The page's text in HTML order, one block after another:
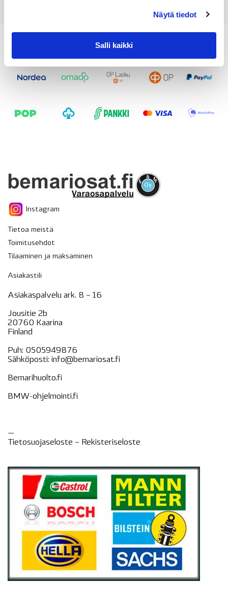
Näytä tiedot
Salli kaikki
Instagram
Tietoa meistä
Toimitusehdot
Tilaaminen ja maksaminen
Asiakastili
Asiakaspalvelu ark. 8 – 16
Jousitie 2b
20760 Kaarina
Finland
Puh: 0505949876
Sähköposti: info@bemariosat.fi
Bemarihuolto.fi
BMW-ohjelmointi.fi
—
Tietosuojaseloste – Rekisteriseloste